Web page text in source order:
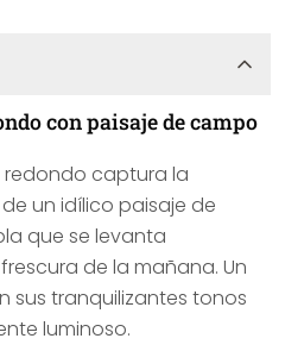
con paisaje de campo
redondo captura la
un idílico paisaje de
que se levanta
de la mañana. Un
tranquilizantes tonos
luminoso.